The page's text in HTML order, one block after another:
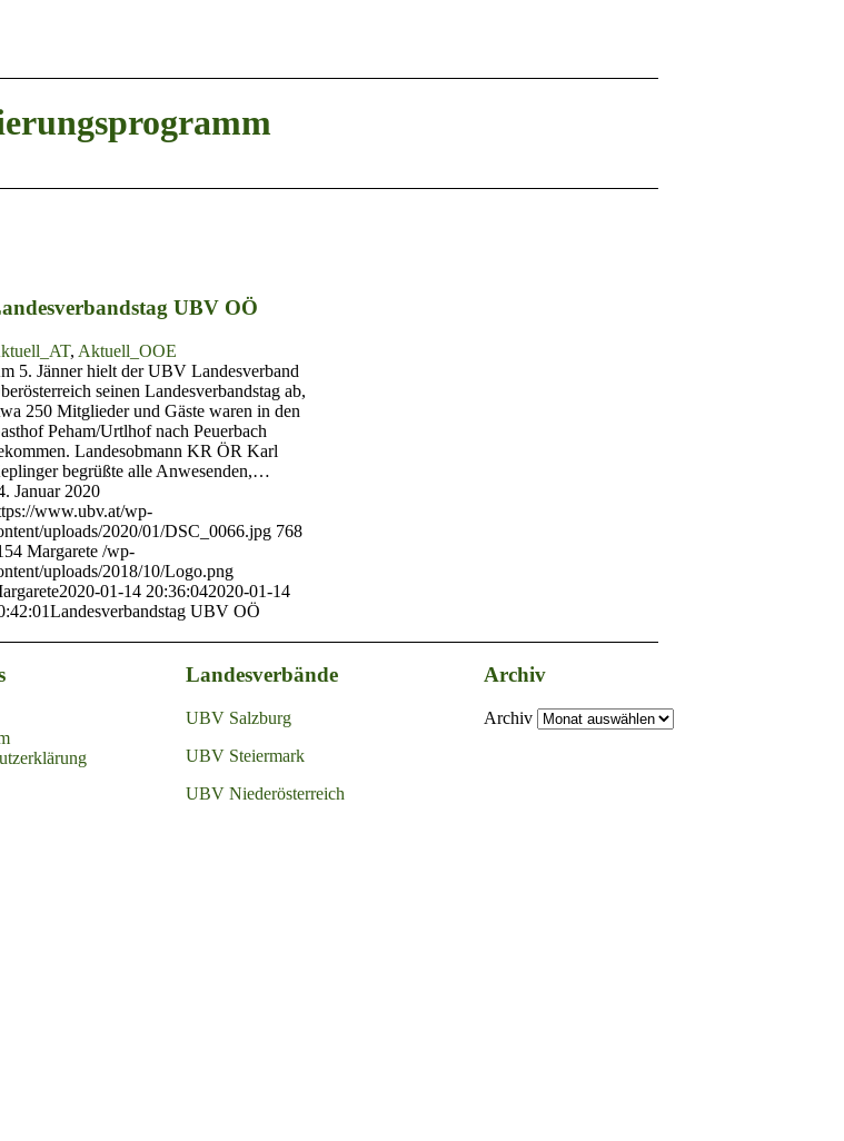
UBV OÖ
, Aktuell_OOE
5. Jänner hielt der UBV Landesverband
seinen Landesverbandstag ab,
250 Mitglieder und Gäste waren in den
Peham/Urtlhof nach Peuerbach
Landesobmann KR ÖR Karl
begrüßte alle Anwesenden,…
Januar 2020
www.ubv.at/wp-
uploads/2020/01/DSC_0066.jpg 768
Margarete /wp-
uploads/2018/10/Logo.png
2020-01-14 20:36:042020-01-14
Landesverbandstag UBV OÖ
Landesverbände
UBV Salzburg
UBV Steiermark
UBV Niederösterreich
Archiv
Archiv